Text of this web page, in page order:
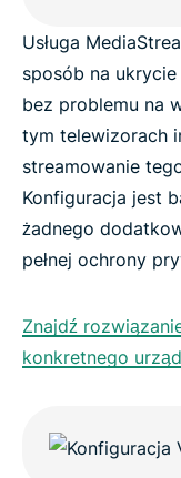
Usługa
sposób na
bez problemu na
tym telewizorach
streamowanie
Konfiguracja jest
żadnego
pełnej ochrony
Znajdź
konkretnego